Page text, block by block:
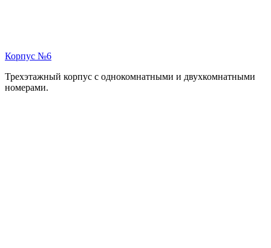
Корпус №6
Трехэтажный корпус с однокомнатными и двухкомнатными
номерами.